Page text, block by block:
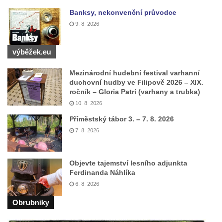
Kostel Krista Spasitele ve Frýdlantu
Kaple Getsemanské zahrady na křížové
cestě na Křížovém vrchu ve Frýdlantu
Kaple Božího hrobu na Křížové cestě na
Křížovém vrchu ve Frýdlantu
Poustevna na Křížové cestě na Křížovém
vrchu ve Frýdlantu
Kostel svatého Jakuba Většího v Sokolově
Kostel Nanebevzetí Panny Marie ve
Slunečné
Kostel Jména Panny Marie v Sepekově
Kostel svatých Petra a Pavla v Růžové
Kaple Stětí svatého Jana Křtitele v
Rumburku
Banksy, nekonvenční průvodce
9. 8. 2026
výběžek.eu
Mezinárodní hudební festival varhanní
duchovní hudby ve Filipově 2026 – XIX.
ročník – Gloria Patri (varhany a trubka)
10. 8. 2026
Příměstský tábor 3. – 7. 8. 2026
7. 8. 2026
Objevte tajemství lesního adjunkta
Ferdinanda Náhlíka
6. 8. 2026
Obrubniky